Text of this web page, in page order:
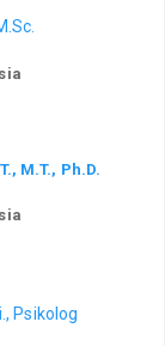
M.T., Ph.D.
Psikolog